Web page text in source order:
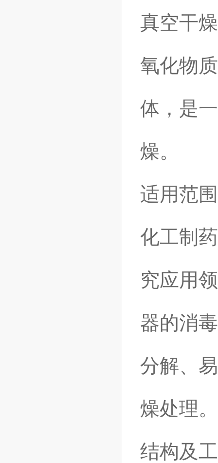
真空干
氧化物
体，是
燥。
适用范
化工制
究应用
器的消
分解、
燥处理。
结构及